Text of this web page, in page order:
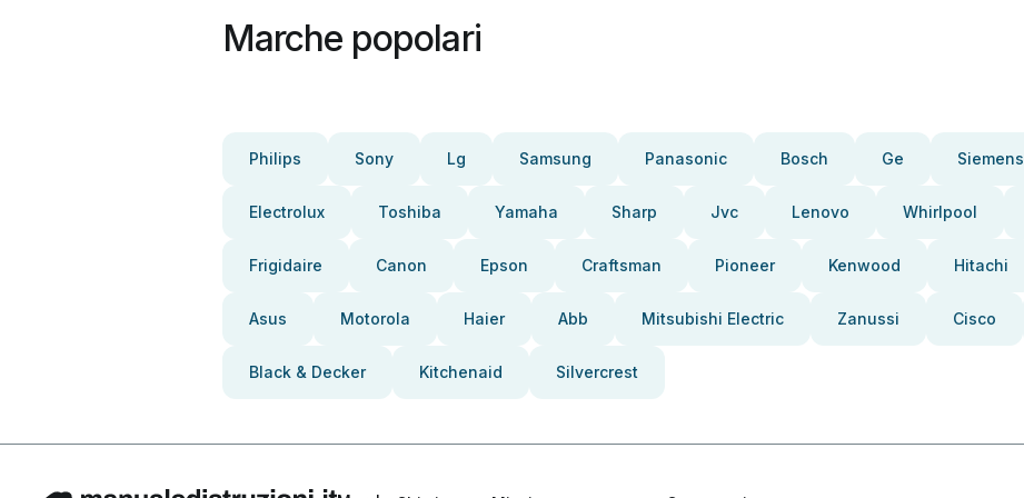
Marche popolari
Philips Sony Lg Samsung Panasonic Bosch Ge Siemens
Electrolux Toshiba Yamaha Sharp Jvc Lenovo Whirlpool
Frigidaire Canon Epson Craftsman Pioneer Kenwood Hitachi
Asus Motorola Haier Abb Mitsubishi Electric Zanussi Cisco
Black & Decker Kitchenaid Silvercrest